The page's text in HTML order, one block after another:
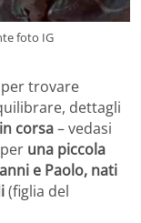
foto IG
per trovare
dettagli
corsa– vedasi
una piccola
e Paolo, nati
(figlia del